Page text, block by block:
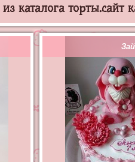
каталога торты.сайт